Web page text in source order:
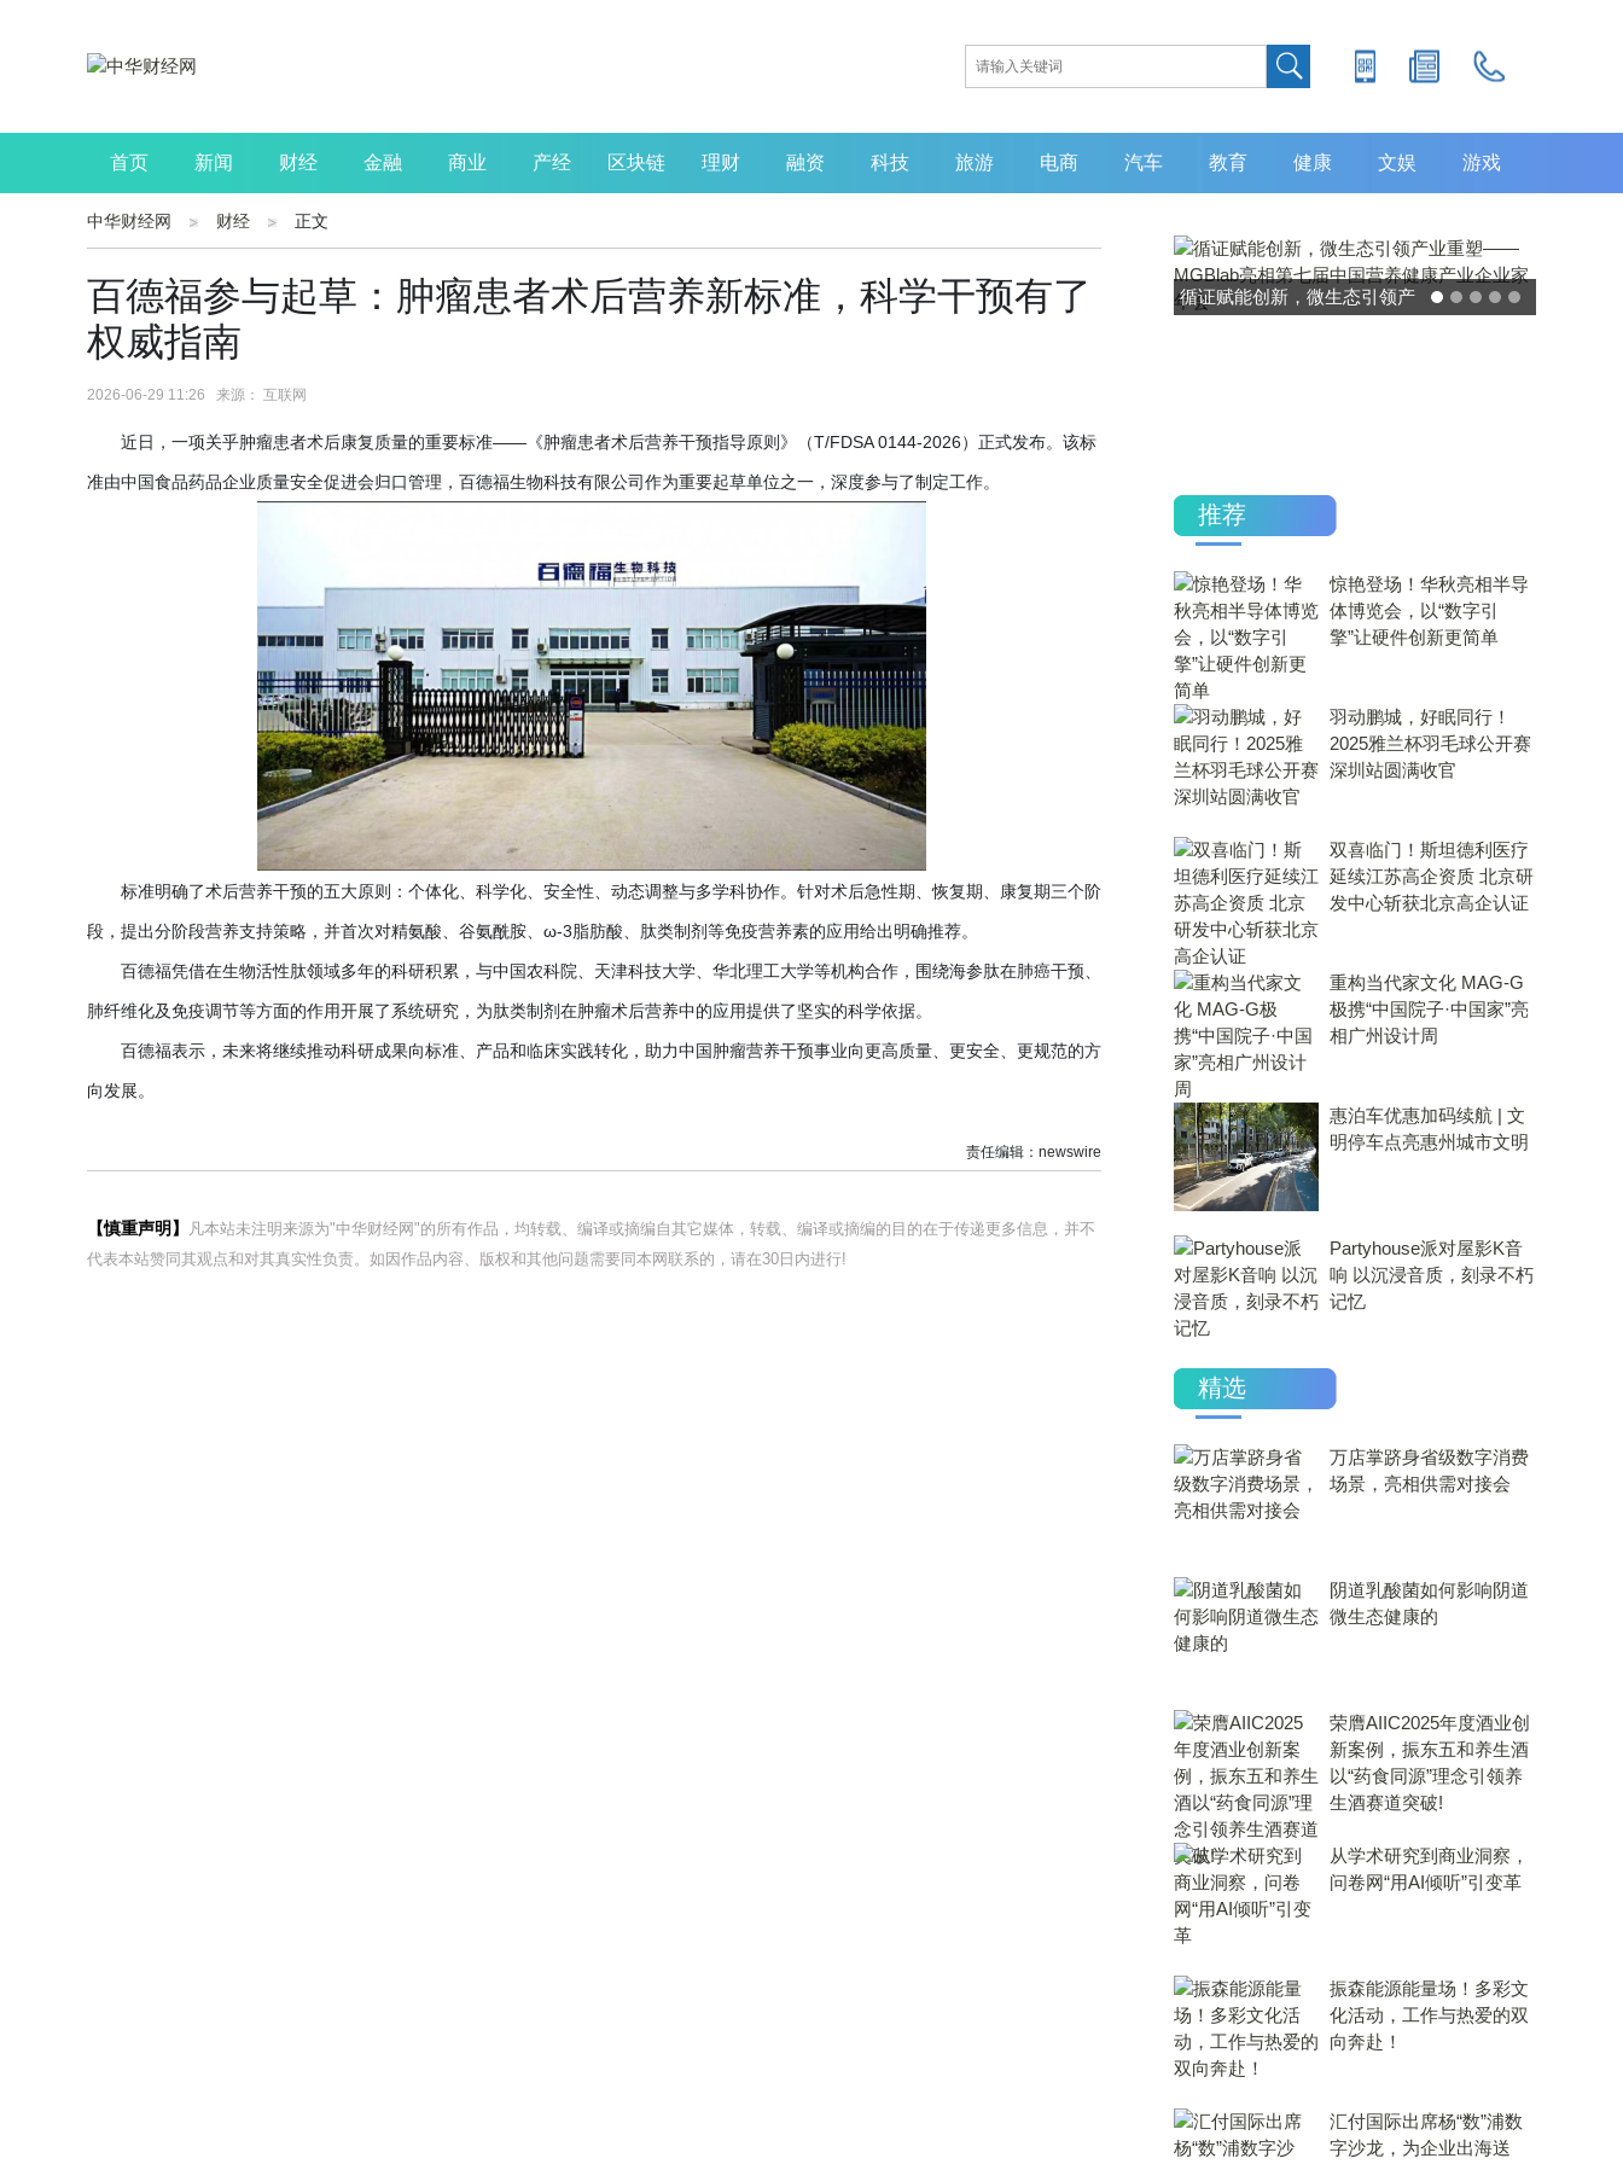
首页 新闻 财经 金融 商业 产经 区块链 理财 融资 科技 旅游 电商 汽车 教育 健康 文娱 游戏
公司 生活 读书
中华财经网 财经 正文
百德福参与起草：肿瘤患者术后营养新标准，科学干预有了
权威指南
2026-06-29 11:26 来源： 互联网
近日，一项关乎肿瘤患者术后康复质量的重要标准——《肿瘤患者术后营养干预指导原则》（T/FDSA 0144-2026）正式发布。该标
准由中国食品药品企业质量安全促进会归口管理，百德福生物科技有限公司作为重要起草单位之一，深度参与了制定工作。
标准明确了术后营养干预的五大原则：个体化、科学化、安全性、动态调整与多学科协作。针对术后急性期、恢复期、康复期三个阶
段，提出分阶段营养支持策略，并首次对精氨酸、谷氨酰胺、 ω-3脂肪酸、肽类制剂等免疫营养素的应用给出明确推荐。
百德福凭借在生物活性肽领域多年的科研积累，与中国农科院、天津科技大学、华北理工大学等机构合作，围绕海参肽在肺癌干预、
肺纤维化及免疫调节等方面的作用开展了系统研究，为肽类制剂在肿瘤术后营养中的应用提供了坚实的科学依据。
百德福表示，未来将继续推动科研成果向标准、产品和临床实践转化，助力中国肿瘤营养干预事业向更高质量、更安全、更规范的方
向发展。
责任编辑：newswire
【慎重声明】
凡本站未注明来源为"中华财经网"的所有作品，均转载、编译或摘编自其它媒体，转载、编译或摘编的目的在于传递更多信息，并不
代表本站赞同其观点和对其真实性负责。如因作品内容、版权和其他问题需要同本网联系的，请在30日内进行!
循证赋能创新，微生态引领产
推荐
惊艳登场！华秋亮相半导
体博览会，以“数字引
擎”让硬件创新更简单
羽动鹏城，好眠同行！
2025雅兰杯羽毛球公开赛
深圳站圆满收官
双喜临门！斯坦德利医疗
延续江苏高企资质 北京研
发中心斩获北京高企认证
重构当代家文化 MAG-G
极携“中国院子·中国家”亮
相广州设计周
惠泊车优惠加码续航 | 文
明停车点亮惠州城市文明
Partyhouse派对屋影K音
响 以沉浸音质，刻录不朽
记忆
精选
万店掌跻身省级数字消费
场景，亮相供需对接会
​阴道乳酸菌如何影响阴道
微生态健康的
荣膺AIIC2025年度酒业创
新案例，振东五和养生酒
以“药食同源”理念引领养
生酒赛道突破!
从学术研究到商业洞察，
问卷网“用AI倾听”引变革
振森能源能量场！多彩文
化活动，工作与热爱的双
向奔赴！
汇付国际出席杨“数”浦数
字沙龙，为企业出海送